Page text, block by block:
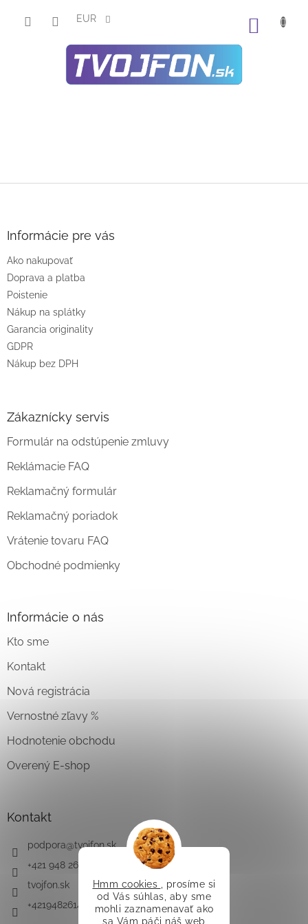
Hmm cookies
, prosíme si
od Vás súhlas, aby sme
mohli zaznamenavať ako
sa Vám páči náš web
EUR
Informácie pre vás
Ako nakupovať
Doprava a platba
Poistenie
Nákup na splátky
Garancia originality
GDPR
Nákup bez DPH
Zákaznícky servis
Formulár na odstúpenie zmluvy
Reklámacie FAQ
Reklamačný formulár
Reklamačný poriadok
Vrátenie tovaru FAQ
Obchodné podmienky
Informácie o nás
Kto sme
Kontakt
Nová registrácia
Vernostné zľavy %
Hodnotenie obchodu
Overený E-shop
Kontakt
podpora@tvojfon.sk
+421 948 261 491
tvojfon.sk
+421948261491